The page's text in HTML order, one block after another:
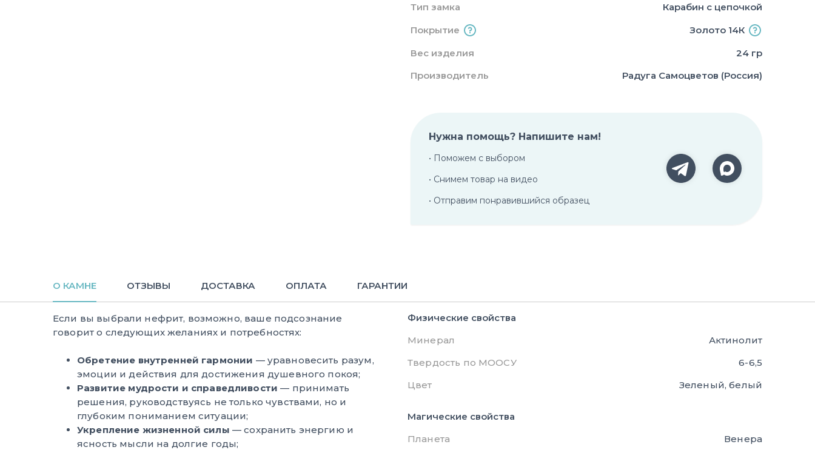
Тип замка
Карабин с цепочкой
Покрытие
Золото 14К
Вес изделия
24 гр
Производитель
Радуга Самоцветов (Россия)
Нужна помощь? Напишите нам!
• Поможем с выбором
• Снимем товар на видео
• Отправим понравившийся образец
О КАМНЕ ОТЗЫВЫ ДОСТАВКА ОПЛАТА ГАРАНТИИ
Если вы выбрали нефрит, возможно, ваше подсознание
говорит о следующих желаниях и потребностях:
Обретение внутренней гармонии — уравновесить разум,
эмоции и действия для достижения душевного покоя;
Развитие мудрости и справедливости — принимать
решения, руководствуясь не только чувствами, но и
глубоким пониманием ситуации;
Укрепление жизненной силы — сохранить энергию и
ясность мысли на долгие годы;
Физические свойства
Минерал
Актинолит
Твердость по МООСУ
6-6,5
Цвет
Зеленый, белый
Магические свойства
Планета
Венера